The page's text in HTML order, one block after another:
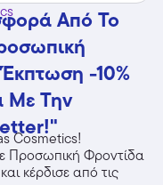
Από Το
-10%
Με Την
Cosmetics!
Προσωπική Φροντίδα
κέρδισε από τις